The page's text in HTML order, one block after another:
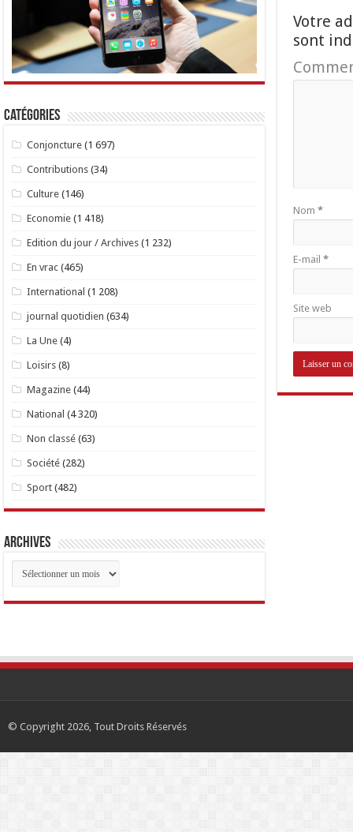
Votre
sont
Nom *
E-mail *
Site web
Catégories
Conjoncture (1 697)
Contributions (34)
Culture (146)
Economie (1 418)
Edition du jour / Archives (1 232)
En vrac (465)
International (1 208)
journal quotidien (634)
La Une (4)
Loisirs (8)
Magazine (44)
National (4 320)
Non classé (63)
Société (282)
Sport (482)
Archives
Archives
© Copyright 2026, Tout Droits Réservés